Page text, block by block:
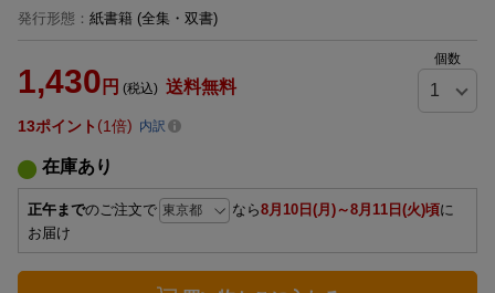
発行形態 ： 紙書籍 (全集・双書)
1,430 円 (税込) 送料無料
個数
13ポイント 1倍 内訳
在庫あり
正午までのご注文で なら8月10日(月)～8月11日(火)頃に
お届け